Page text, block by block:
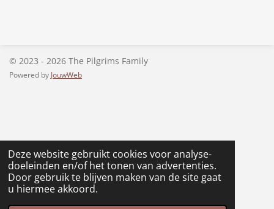
Deze website gebruikt cookies voor analyse-
doeleinden en/of het tonen van advertenties.
Door gebruik te blijven maken van de site gaat
u hiermee akkoord.
© 2023 - 2026 The Pilgrims Family
Powered by JouwWeb